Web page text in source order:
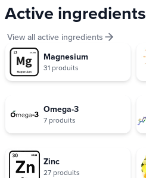
Active ingredients
View all active ingredients
Magnesium
31 produits
Omega-3
7 produits
Zinc
27 produits